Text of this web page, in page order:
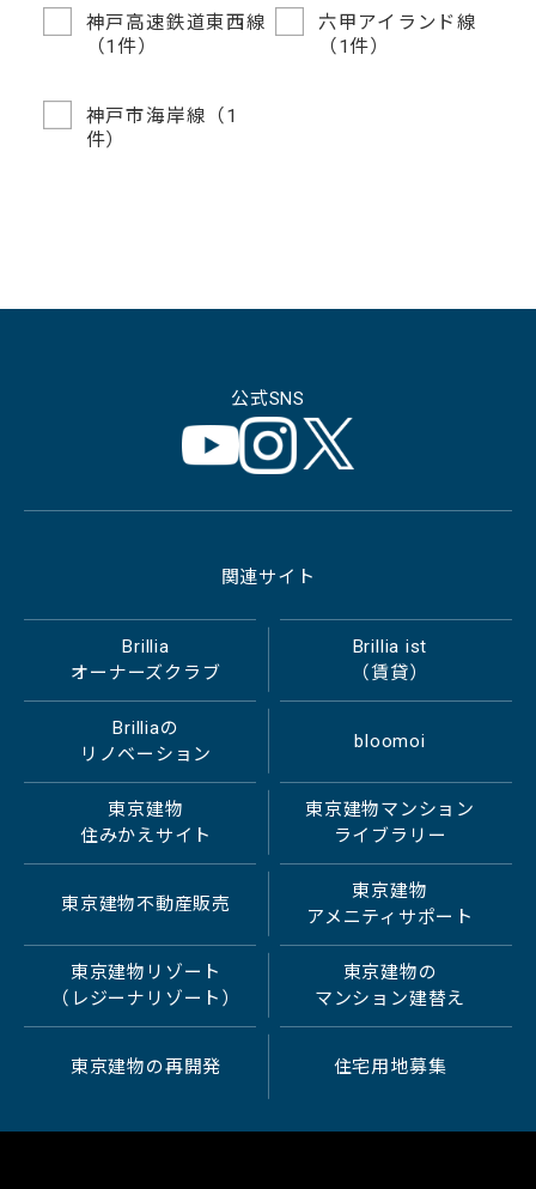
神戸高速鉄道東西線
（1件）
六甲アイランド線
（1件）
神戸市海岸線（1
件）
公式SNS
関連サイト
Brillia
オーナーズクラブ
Brillia ist
（賃貸）
Brilliaの
リノベーション
bloomoi
東京建物
住みかえサイト
東京建物マンション
ライブラリー
東京建物不動産販売
東京建物
アメニティサポート
東京建物リゾート
（レジーナリゾート）
東京建物の
マンション建替え
東京建物の再開発 住宅用地募集